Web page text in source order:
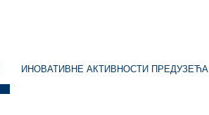
ИНОВАТИВНЕ АКТИВНОСТИ ПРЕДУЗЕЋА